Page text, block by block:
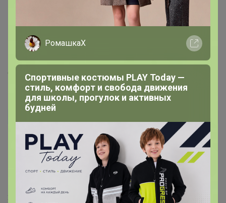
Эффект чувствуется сразу)
6 июня, 2026 14:57
Здраствуйте, подскажите пожалуйста подростку 14 лет,
очень плохо засыпает и за ночь раза 3-4 просыпается,
подойдёт ли ей данный магний или может какой-
нибудь другой комплекс???
20 апреля, 2026 08:09
РомашкаХ
Спортивные костюмы PLAY Today —
стиль, комфорт и свобода движения
для школы, прогулок и активных
будней